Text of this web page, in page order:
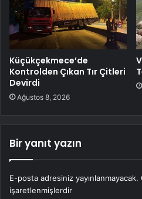
Küçükçekmece’de
Kontrolden Çıkan Tır Çitleri
Devirdi
Ağustos 8, 2026
Bir yanıt yazın
E-posta adresiniz yayınlanmayacak.
işaretlenmişlerdir